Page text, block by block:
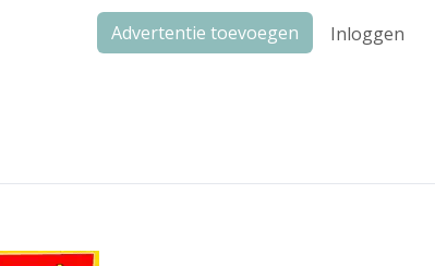
Advertentie toevoegen Inloggen